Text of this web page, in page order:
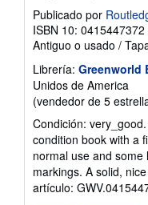
Publicado por
ISBN 10: 0415447372
Antiguo o usado /
Librería: Greenworld
Unidos de America
(vendedor de 5
Condición:
condition book with a
normal use and
markings. A solid,
artículo: